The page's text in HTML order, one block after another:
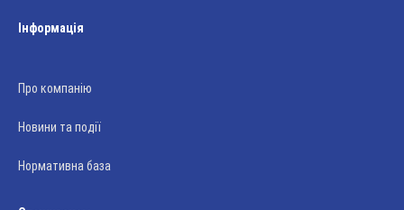
Інформація
Про компанію
Новини та події
Нормативна база